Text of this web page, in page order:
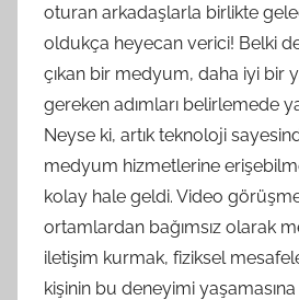
oturan arkadaşlarla birlikte
oldukça heyecan verici! Belki
çıkan bir medyum, daha iyi bir
gereken adımları belirlemede
Neyse ki, artık teknoloji
medyum hizmetlerine
kolay hale geldi. Video
ortamlardan bağımsız olarak
iletişim kurmak, fiziksel
kişinin bu deneyimi yaşamasına